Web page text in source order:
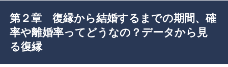
第２章 復縁から結婚するまでの期間、確
率や離婚率ってどうなの？データから見
る復縁